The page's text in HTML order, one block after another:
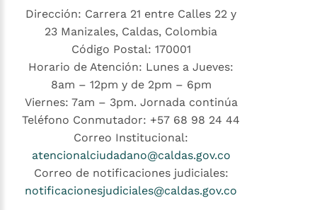
Dirección: Carrera 21 entre Calles 22 y
23 Manizales, Caldas, Colombia
Código Postal: 170001
Horario de Atención: Lunes a Jueves:
8am – 12pm y de 2pm – 6pm
Viernes: 7am – 3pm. Jornada continúa
Teléfono Conmutador: +57 68 98 24 44
Correo Institucional:
atencionalciudadano@caldas.gov.co
Correo de notificaciones judiciales:
notificacionesjudiciales@caldas.gov.co